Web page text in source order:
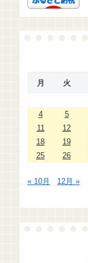
月
火
4
5
11
12
18
19
25
26
« 10月 12月 »